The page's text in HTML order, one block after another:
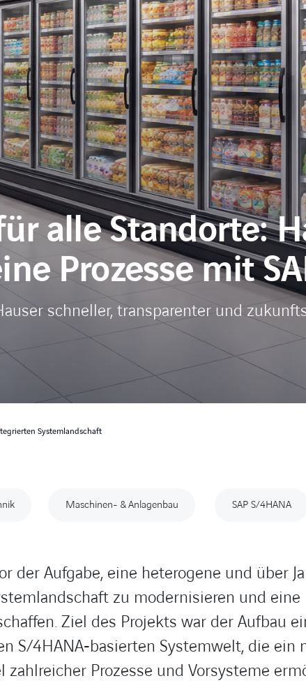
alle Standorte:
Prozesse mit
schneller, transparenter und
Systemlandschaft
Maschinen- & Anlagenbau SAP S/4HANA
der Aufgabe, eine heterogene und über
zu modernisieren und
Ziel des Projekts war der Aufbau
S/4HANA‑basierten Systemwelt, die ein
zahlreicher Prozesse und Vorsysteme